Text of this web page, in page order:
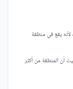
لأنه يقع في منطقة
أن المنطقة من أكثر